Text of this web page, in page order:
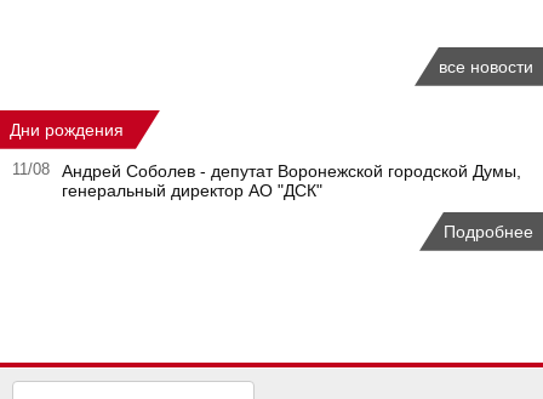
все новости
Дни рождения
11/08
Андрей Соболев - депутат Воронежской городской Думы,
генеральный директор АО "ДСК"
Подробнее